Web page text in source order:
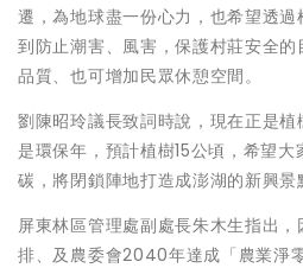
遷，為地球盡一份心力，也希望透
到防止潮害、風害，保護村莊安全
品質、也可增加民眾休憩空間。
劉陳昭玲議長致詞時說，現在正是
是環保年，預計植樹15公頃，希望
碳，將閉鎖陣地打造成澎湖的新興景
屏東林區管理處副處長朱木生指出
排、及農委會2040年達成「農業淨